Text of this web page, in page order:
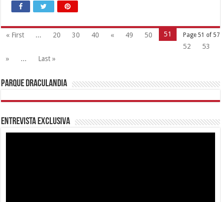
Page 51 of 57
« First ... 20 30 40 « 49 50
51
52
53
»
... Last »
Parque Draculandia
Entrevista Exclusiva